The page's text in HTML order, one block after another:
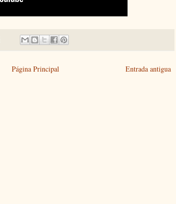
Entrada antigua
Página Principal